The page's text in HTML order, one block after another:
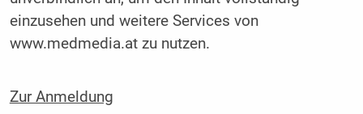
einzusehen und weitere Services von
www.medmedia.at zu nutzen.
Zur Anmeldung